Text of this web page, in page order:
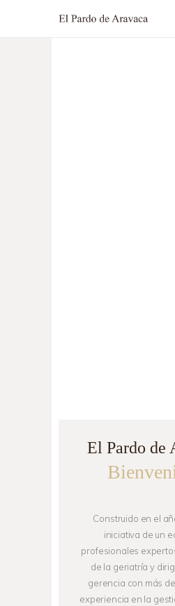
El Pardo de
Construido en el
iniciativa de un
profesionales
de la geriatría y
gerencia con más
experiencia en la